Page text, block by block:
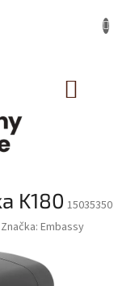
K180 15035350
Značka:Embassy